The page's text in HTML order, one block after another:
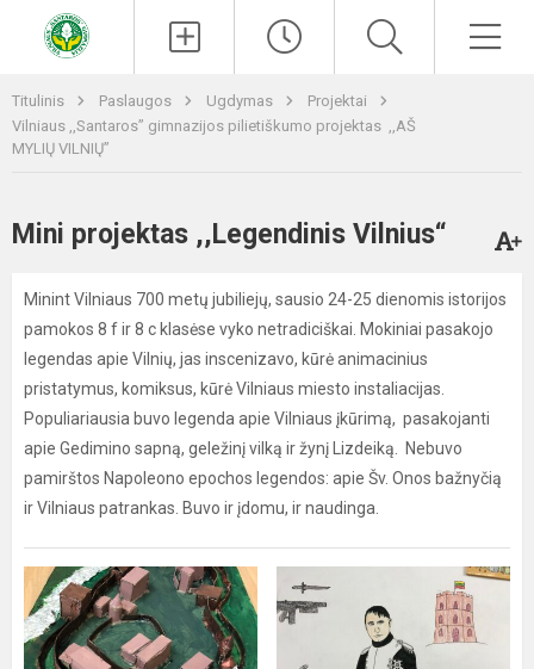
Titulinis Paslaugos Ugdymas
Projektai
Vilniaus ,,Santaros’’ gimnazijos pilietiškumo projektas ,,AŠ
MYLIŲ VILNIŲ’’
Mini projektas ,,Legendinis Vilnius“
Minint Vilniaus 700 metų jubiliejų, sausio 24-25 dienomis istorijos
pamokos 8 f ir 8 c klasėse vyko netradiciškai. Mokiniai pasakojo
legendas apie Vilnių, jas inscenizavo, kūrė animacinius
pristatymus, komiksus, kūrė Vilniaus miesto instaliacijas.
Populiariausia buvo legenda apie Vilniaus įkūrimą, pasakojanti
apie Gedimino sapną, geležinį vilką ir žynį Lizdeiką. Nebuvo
pamirštos Napoleono epochos legendos: apie Šv. Onos bažnyčią
ir Vilniaus patrankas. Buvo ir įdomu, ir naudinga.